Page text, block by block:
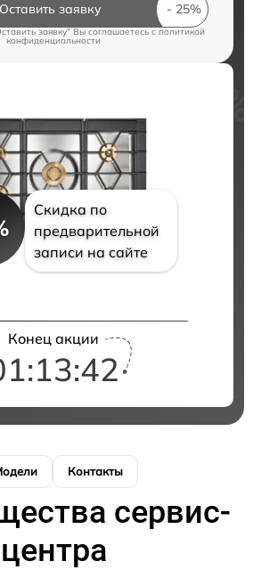
Оставить заявку
заявку" Вы соглашаетесь cполитикой
конфиденциальности
Скидка по
предварительной
записи на сайте
Конец акции
Контакты
сервис-
центра